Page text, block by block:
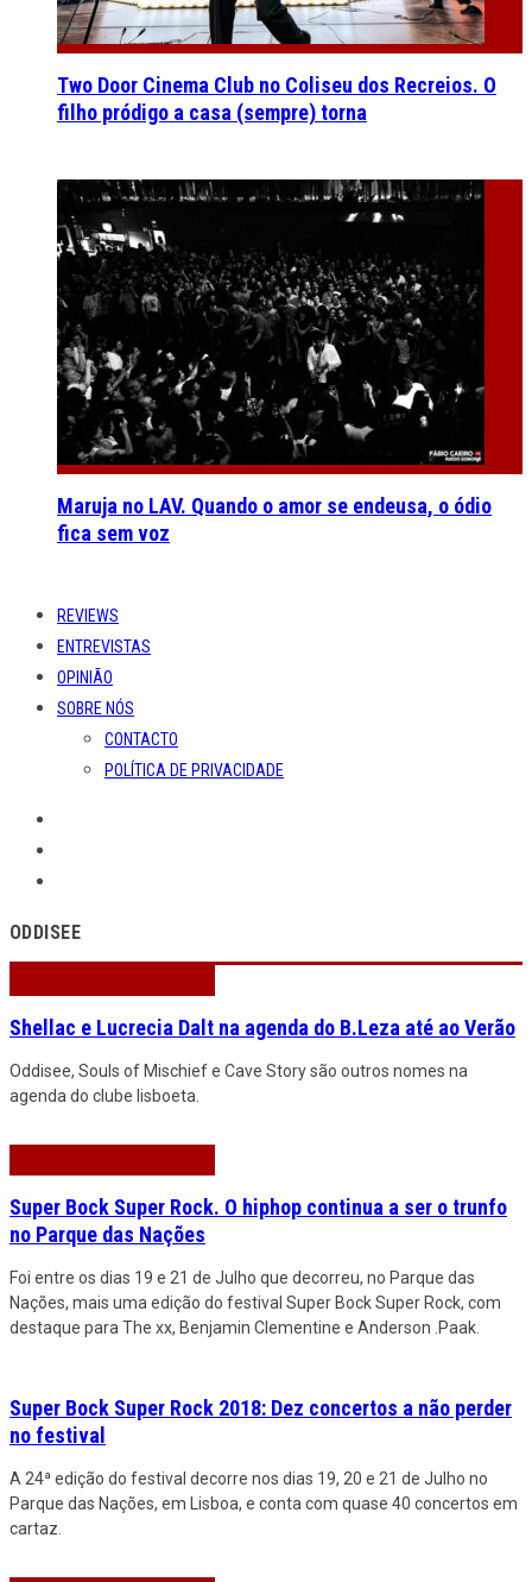
Two Door Cinema Club no Coliseu dos Recreios. O
filho pródigo a casa (sempre) torna
Maruja no LAV. Quando o amor se endeusa, o ódio
fica sem voz
REVIEWS
ENTREVISTAS
OPINIÃO
SOBRE NÓS
CONTACTO
POLÍTICA DE PRIVACIDADE
ODDISEE
Shellac e Lucrecia Dalt na agenda do B.Leza até ao Verão
Oddisee, Souls of Mischief e Cave Story são outros nomes na
agenda do clube lisboeta.
Super Bock Super Rock. O hiphop continua a ser o trunfo
no Parque das Nações
Foi entre os dias 19 e 21 de Julho que decorreu, no Parque das
Nações, mais uma edição do festival Super Bock Super Rock, com
destaque para The xx, Benjamin Clementine e Anderson .Paak.
Super Bock Super Rock 2018: Dez concertos a não perder
no festival
A 24ª edição do festival decorre nos dias 19, 20 e 21 de Julho no
Parque das Nações, em Lisboa, e conta com quase 40 concertos em
cartaz.